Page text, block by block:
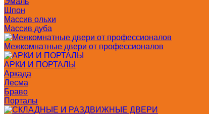
Шпон
Массив ольхи
Массив дуба
Межкомнатные двери от профессионалов
АРКИ И ПОРТАЛЫ
Аркада
Лесма
Браво
Порталы